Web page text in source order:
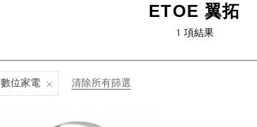
ETOE 翼拓
1 項結果
數位家電 清除所有篩選